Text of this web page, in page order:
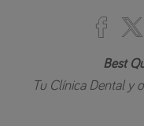
Best
Tu Clínica Dental y